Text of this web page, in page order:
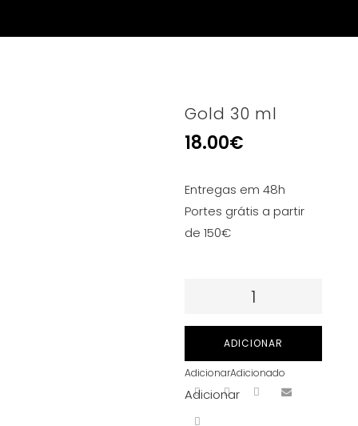
Gold 30 ml
18.00€
Entregas em 48h
Portes grátis a partir
de 150€
Quantidade
ml
ADICIONAR
AdicionarAdicionado
Adicionar